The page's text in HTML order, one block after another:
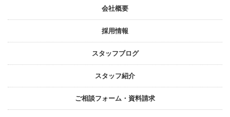
会社概要
採⽤情報
スタッフブログ
スタッフ紹介
ご相談フォーム・資料請求